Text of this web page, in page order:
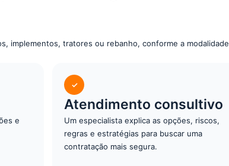
implementos, tratores ou rebanho, conforme a modalidade
e
✓
Atendimento consultivo
Um especialista explica as opções, riscos,
regras e estratégias para buscar uma
contratação mais segura.